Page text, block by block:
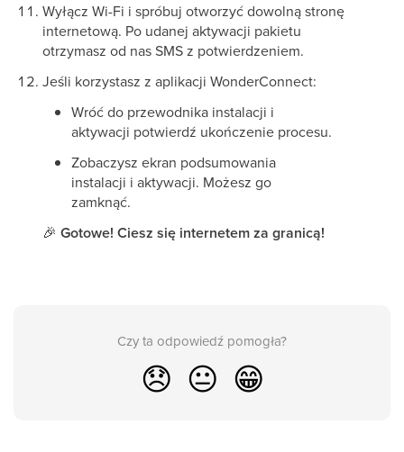
Wyłącz Wi-Fi i spróbuj otworzyć dowolną stronę
internetową. Po udanej aktywacji pakietu
otrzymasz od nas SMS z potwierdzeniem.
Jeśli korzystasz z aplikacji WonderConnect:
Wróć do przewodnika instalacji i
aktywacji potwierdź ukończenie procesu.
Zobaczysz ekran podsumowania
instalacji i aktywacji. Możesz go
zamknąć.
🎉 Gotowe! Ciesz się internetem za granicą!
Czy ta odpowiedź pomogła?
😞 😐 😁